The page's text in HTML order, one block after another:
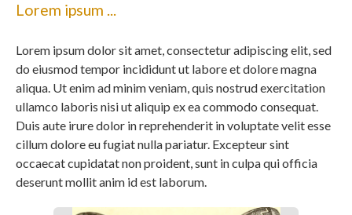
Lorem ipsum ...
Lorem ipsum dolor sit amet, consectetur adipiscing elit, sed
do eiusmod tempor incididunt ut labore et dolore magna
aliqua. Ut enim ad minim veniam, quis nostrud exercitation
ullamco laboris nisi ut aliquip ex ea commodo consequat.
Duis aute irure dolor in reprehenderit in voluptate velit esse
cillum dolore eu fugiat nulla pariatur. Excepteur sint
occaecat cupidatat non proident, sunt in culpa qui officia
deserunt mollit anim id est laborum.